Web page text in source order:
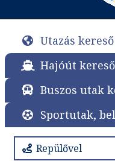
Utazás kereső
Hajóút kereső
Buszos utak
Sportutak,